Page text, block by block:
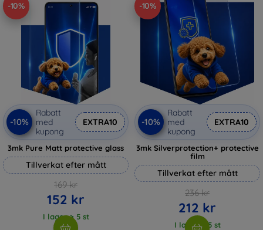
-10%
-10%
Rabatt
med
kupong
EXTRA10
3mk Pure Matt protective glass
Tillverkat efter mått
169 kr
152 kr
I lager > 5 st
-10%
-10%
Rabatt
med
kupong
EXTRA10
3mk Silverprotection+ protective
film
Tillverkat efter mått
236 kr
212 kr
I lager > 5 st